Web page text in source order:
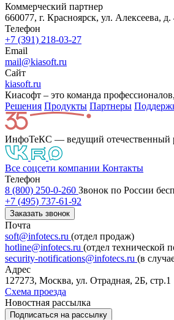
Коммерческий партнер
660077, г. Красноярск, ул. Алексеева,
Телефон
+7 (391) 218-03-27
Email
mail@kiasoft.ru
Сайт
kiasoft.ru
Киасофт – это команда
Решения Продукты Партнeры
ИнфоТеКС — ведущий отечественный
Все соцсети компании Контакты
Телефон
8 (800) 250-0-260 Звонок по России
+7 (495) 737-61-92
Заказать звонок
Почта
soft@infotecs.ru (отдел продаж)
hotline@infotecs.ru (отдел технической
security-notifications@infotecs.ru (в
Адрес
127273, Москва, ул. Отрадная, 2Б, стр.1
Схема проезда
Новостная рассылка
Подписаться на рассылку